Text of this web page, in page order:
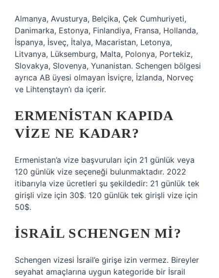
Almanya, Avusturya, Belçika, Çek Cumhuriyeti,
Danimarka, Estonya, Finlandiya, Fransa, Hollanda,
İspanya, İsveç, İtalya, Macaristan, Letonya,
Litvanya, Lüksemburg, Malta, Polonya, Portekiz,
Slovakya, Slovenya, Yunanistan. Schengen bölgesi
ayrıca AB üyesi olmayan İsviçre, İzlanda, Norveç
ve Lihtenştayn’ı da içerir.
ERMENISTAN KAPIDA
VIZE NE KADAR?
Ermenistan’a vize başvuruları için 21 günlük veya
120 günlük vize seçeneği bulunmaktadır. 2022
itibarıyla vize ücretleri şu şekildedir: 21 günlük tek
girişli vize için 30$. 120 günlük tek girişli vize için
50$.
İSRAIL SCHENGEN MI?
Schengen vizesi İsrail’e girişe izin vermez. Bireyler
seyahat amaçlarına uygun kategoride bir İsrail